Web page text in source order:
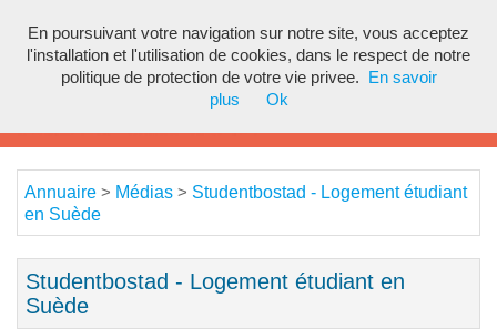
Annuaire > Médias > Studentbostad - Logement étudiant
en Suède
Studentbostad - Logement étudiant en
Suède
En poursuivant votre navigation sur notre site, vous acceptez
l'installation et l'utilisation de cookies, dans le respect de notre
politique de protection de votre vie privee.
En savoir
plus
Ok